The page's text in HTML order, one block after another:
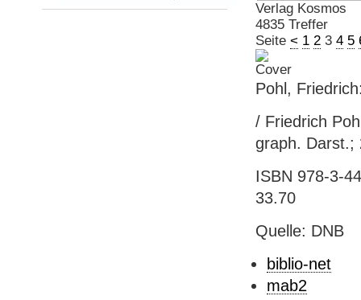
Verlag Kosmos
4835 Treffer
Seite < 1 2 3 4 5
Pohl,
/ Friedrich
graph. Darst.;
ISBN 978-3-
33.70
Quelle: DNB
biblio-net
mab2